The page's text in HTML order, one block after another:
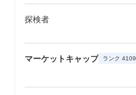
探検者
マーケットキャップ ランク 4109
素を組み合わせた独自のコン
分散化されたガバナンスモデル
Rabbi Schlomoは高度なプラ
ザーのトランザクションが機
ェーン上で検証可能であるこ
さまざまな分散型アプリケー
ップによって豊かになり、ユ
せる協力的な環境を育んでい